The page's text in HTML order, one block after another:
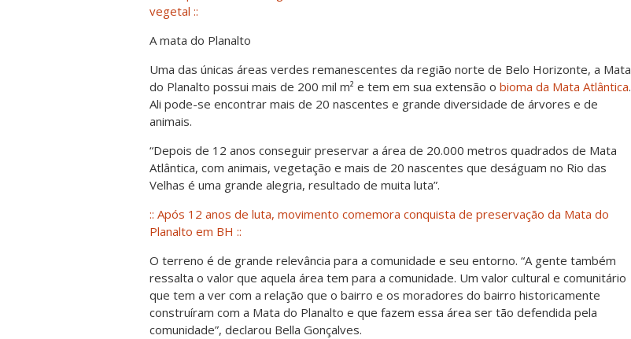
vegetal ::
A mata do Planalto
Uma das únicas áreas verdes remanescentes da região norte de Belo Horizonte, a Mata
do Planalto possui mais de 200 mil m² e tem em sua extensão o bioma da Mata Atlântica.
Ali pode-se encontrar mais de 20 nascentes e grande diversidade de árvores e de
animais.
“Depois de 12 anos conseguir preservar a área de 20.000 metros quadrados de Mata
Atlântica, com animais, vegetação e mais de 20 nascentes que deságuam no Rio das
Velhas é uma grande alegria, resultado de muita luta”.
:: Após 12 anos de luta, movimento comemora conquista de preservação da Mata do
Planalto em BH ::
O terreno é de grande relevância para a comunidade e seu entorno. “A gente também
ressalta o valor que aquela área tem para a comunidade. Um valor cultural e comunitário
que tem a ver com a relação que o bairro e os moradores do bairro historicamente
construíram com a Mata do Planalto e que fazem essa área ser tão defendida pela
comunidade”, declarou Bella Gonçalves.